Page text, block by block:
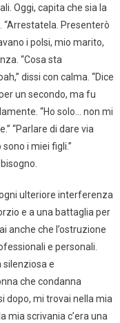
Oggi, capita che sia la
“Arrestatela. Presenterò
i polsi, mio marito,
“Cosa sta
dissi con calma. “Dice
un secondo, ma fu
“Ho solo… non mi
“Parlare di dare via
sono i miei figli.”
ulteriore interferenza
e a una battaglia per
anche che l’ostruzione
e personali.
silenziosa e
che condanna
dopo, mi trovai nella mia
mia scrivania c’era una